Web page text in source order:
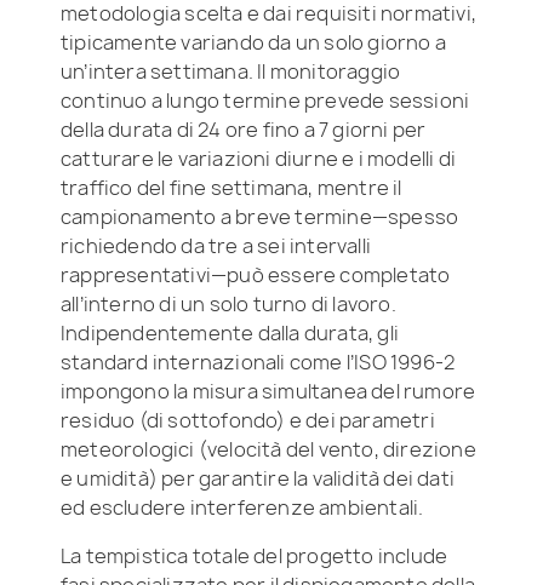
metodologia scelta e dai requisiti normativi,
tipicamente variando da un solo giorno a
un’intera settimana. Il monitoraggio
continuo a lungo termine prevede sessioni
della durata di 24 ore fino a 7 giorni per
catturare le variazioni diurne e i modelli di
traffico del fine settimana, mentre il
campionamento a breve termine—spesso
richiedendo da tre a sei intervalli
rappresentativi—può essere completato
all’interno di un solo turno di lavoro.
Indipendentemente dalla durata, gli
standard internazionali come l’ISO 1996-2
impongono la misura simultanea del rumore
residuo (di sottofondo) e dei parametri
meteorologici (velocità del vento, direzione
e umidità) per garantire la validità dei dati
ed escludere interferenze ambientali.
La tempistica totale del progetto include